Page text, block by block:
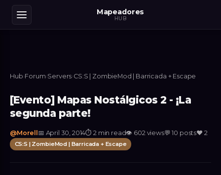
Mapeadores
HUB
Hub›Forum›Servers›CS:S | ZombieMod | Barricada + Escape
[Evento] Mapas Nostálgicos 2 - ¡La
segunda parte!
@Morell 📅 April 30, 2014⏱2 min read👁 602 views💬10 posts❤️ 2
CS:S | ZombieMod | Barricada + Escape